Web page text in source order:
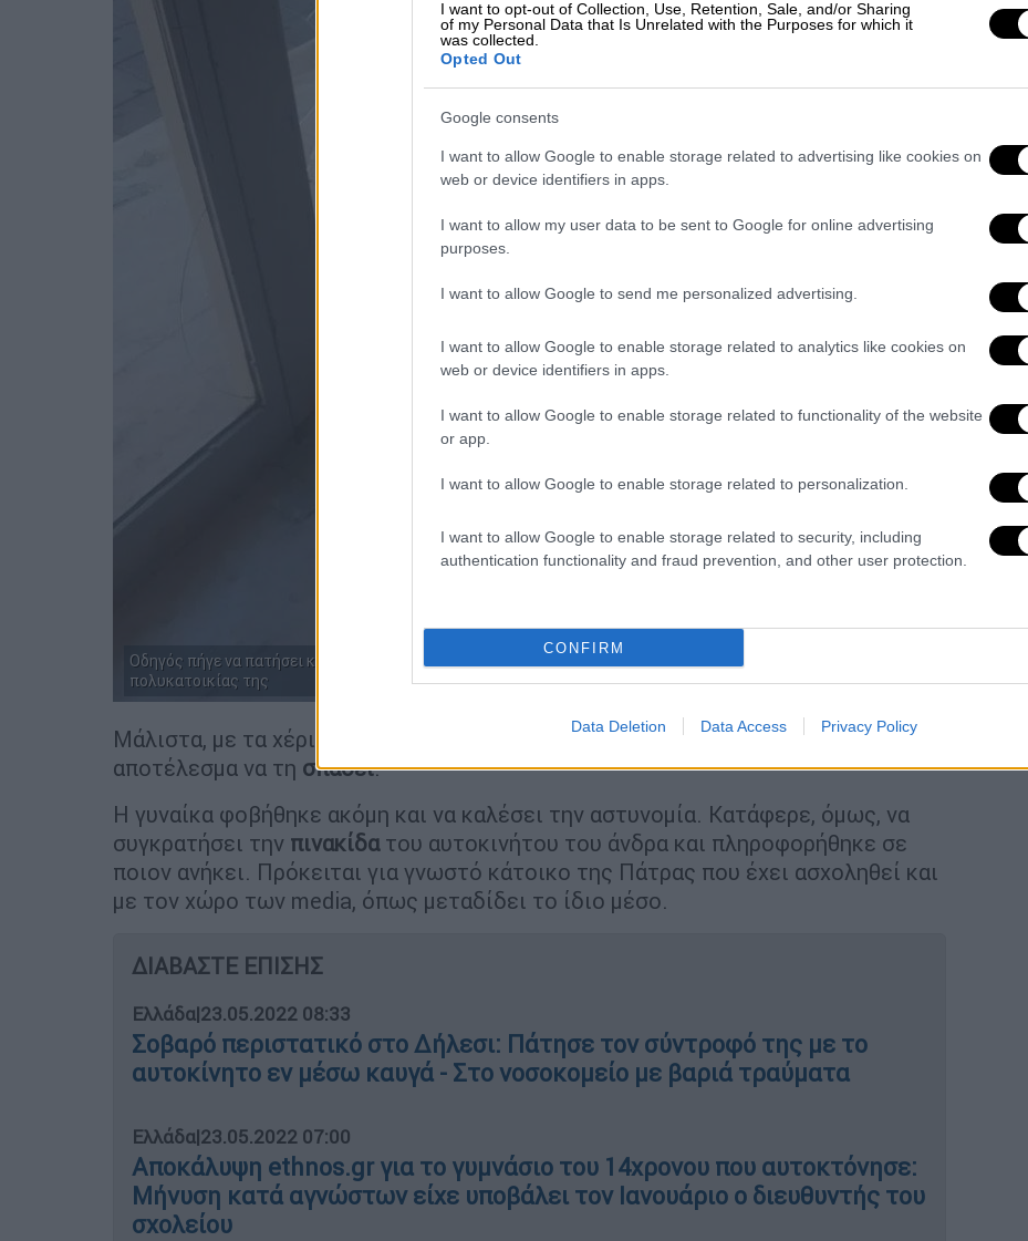
I want to opt-out of Collection, Use, Retention, Sale, and/or Sharing
of my Personal Data that Is Unrelated with the Purposes for which it
was collected.
Opted Out
Google consents
I want to allow Google to enable storage related to advertising like cookies on
web or device identifiers in apps.
I want to allow my user data to be sent to Google for online advertising
purposes.
I want to allow Google to send me personalized advertising.
I want to allow Google to enable storage related to analytics like cookies on
web or device identifiers in apps.
I want to allow Google to enable storage related to functionality of the website
or app.
I want to allow Google to enable storage related to personalization.
I want to allow Google to enable storage related to security, including
authentication functionality and fraud prevention, and other user protection.
CONFIRM
Data Deletion Data Access Privacy Policy
Οδηγός πήγε να πατήσει κοπέλα και όταν εκείνη διαμαρτυρήθηκε, την κυνήγησε - Έσπασε την τζαμαρία της
πολυκατοικίας της
Μάλιστα, με τα χέρια του άρχισε να χτυπά την τζαμαρία
της πολυκατοικίας, με
αποτέλεσμα να τη σπάσει.
Η γυναίκα φοβήθηκε ακόμη και να καλέσει την αστυνομία. Κατάφερε, όμως, να
συγκρατήσει την πινακίδατου αυτοκινήτου του άνδρα και πληροφορήθηκε σε
ποιον ανήκει. Πρόκειται για γνωστό κάτοικο της Πάτρας που έχει ασχοληθεί και
με τον χώρο των media, όπως μεταδίδει το ίδιο μέσο.
ΔΙΑΒΑΣΤΕ ΕΠΙΣΗΣ
Ελλάδα|23.05.2022 08:33
Σοβαρό περιστατικό στο Δήλεσι: Πάτησε τον σύντροφό της με το
αυτοκίνητο εν μέσω καυγά - Στο νοσοκομείο με βαριά τραύματα
Ελλάδα|23.05.2022 07:00
Αποκάλυψη ethnos.gr για το γυμνάσιο του 14χρονου που αυτοκτόνησε:
Μήνυση κατά αγνώστων είχε υποβάλει τον Ιανουάριο ο διευθυντής του
σχολείου